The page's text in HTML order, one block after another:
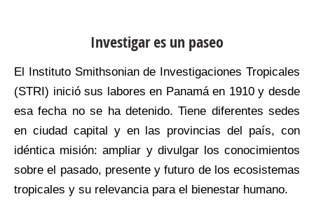
Investigar es un paseo
El Instituto Smithsonian de Investigaciones Tropicales
(STRI) inició sus labores en Panamá en 1910 y desde
esa fecha no se ha detenido. Tiene diferentes sedes
en ciudad capital y en las provincias del país, con
idéntica misión: ampliar y divulgar los conocimientos
sobre el pasado, presente y futuro de los ecosistemas
tropicales y su relevancia para el bienestar humano.